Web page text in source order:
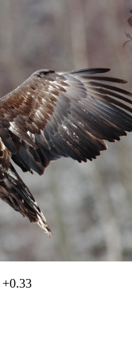
+0.33